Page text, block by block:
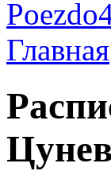
Главная
Цунев